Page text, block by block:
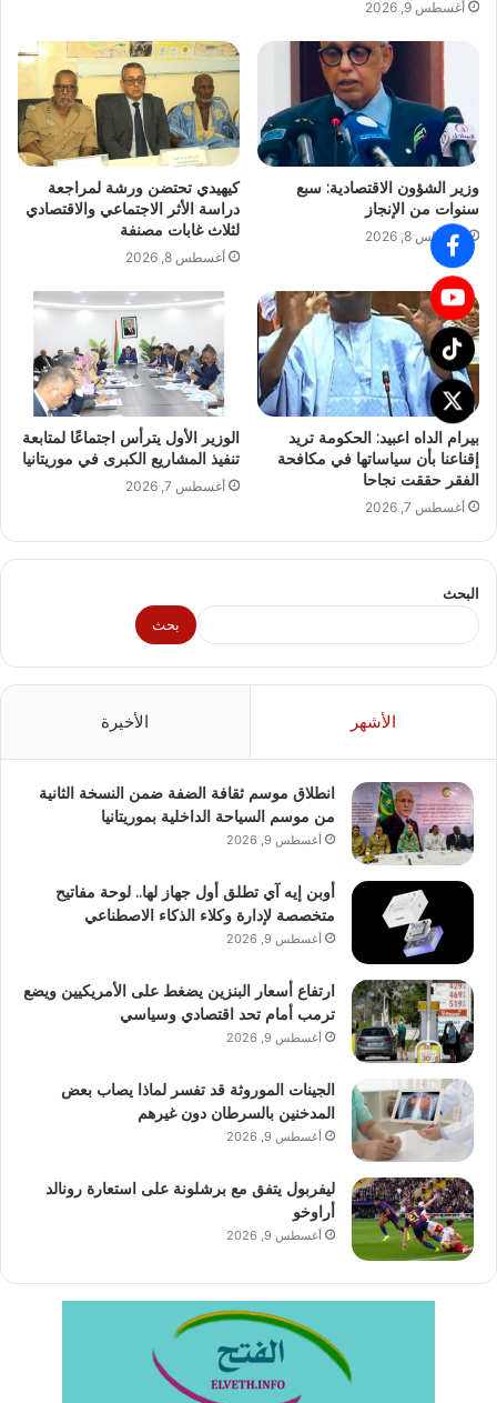
أغسطس 9, 2026
وزير الشؤون الاقتصادية: سبع
سنوات من الإنجاز
أغسطس 8, 2026
كيهيدي تحتضن ورشة لمراجعة
دراسة الأثر الاجتماعي والاقتصادي
لثلاث غابات مصنفة
أغسطس 8, 2026
بيرام الداه اعبيد: الحكومة تريد
إقناعنا بأن سياساتها في مكافحة
الفقر حققت نجاحا
أغسطس 7, 2026
الوزير الأول يترأس اجتماعًا لمتابعة
تنفيذ المشاريع الكبرى في موريتانيا
أغسطس 7, 2026
البحث
بحث
الأشهر الأخيرة
انطلاق موسم ثقافة الضفة ضمن النسخة الثانية
من موسم السياحة الداخلية بموريتانيا
أغسطس 9, 2026
أوبن إيه آي تطلق أول جهاز لها.. لوحة مفاتيح
متخصصة لإدارة وكلاء الذكاء الاصطناعي
أغسطس 9, 2026
ارتفاع أسعار البنزين يضغط على الأمريكيين ويضع
ترمب أمام تحد اقتصادي وسياسي
أغسطس 9, 2026
الجينات الموروثة قد تفسر لماذا يصاب بعض
المدخنين بالسرطان دون غيرهم
أغسطس 9, 2026
ليفربول يتفق مع برشلونة على استعارة رونالد
أراوخو
أغسطس 9, 2026